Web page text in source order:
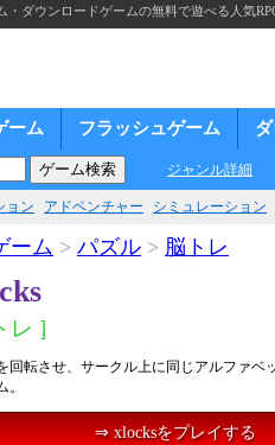
ダウンロードゲームの無料で遊べる人気
ーム フラッシュゲーム
ジャンル詳細
ョン アドベンチャー シミュレーション
ーム > パズル > 脳トレ
レ ]
回転させ、サークル上に同じアルファベ
。
⇒ xlocksをプレイする